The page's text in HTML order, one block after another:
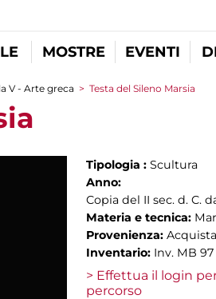
MOSTRE EVENTI
V - Arte greca > Testa del Sileno Marsia
Tipologia : Scultura
Anno:
Copia del II sec. d. C.
Materia e tecnica:
Provenienza:
Inventario: Inv. MB 97
> Effettua il login
percorso